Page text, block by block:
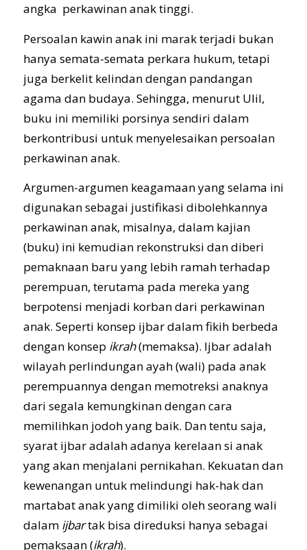
angka perkawinan anak tinggi.
Persoalan kawin anak ini marak terjadi bukan
hanya semata-semata perkara hukum, tetapi
juga berkelit kelindan dengan pandangan
agama dan budaya. Sehingga, menurut Ulil,
buku ini memiliki porsinya sendiri dalam
berkontribusi untuk menyelesaikan persoalan
perkawinan anak.
Argumen-argumen keagamaan yang selama ini
digunakan sebagai justifikasi dibolehkannya
perkawinan anak, misalnya, dalam kajian
(buku) ini kemudian rekonstruksi dan diberi
pemaknaan baru yang lebih ramah terhadap
perempuan, terutama pada mereka yang
berpotensi menjadi korban dari perkawinan
anak. Seperti konsep ijbar dalam fikih berbeda
dengan konsep ikrah(memaksa). Ijbar adalah
wilayah perlindungan ayah (wali) pada anak
perempuannya dengan memotreksi anaknya
dari segala kemungkinan dengan cara
memilihkan jodoh yang baik. Dan tentu saja,
syarat ijbar adalah adanya kerelaan si anak
yang akan menjalani pernikahan. Kekuatan dan
kewenangan untuk melindungi hak-hak dan
martabat anak yang dimiliki oleh seorang wali
dalam ijbartak bisa direduksi hanya sebagai
pemaksaan (ikrah).